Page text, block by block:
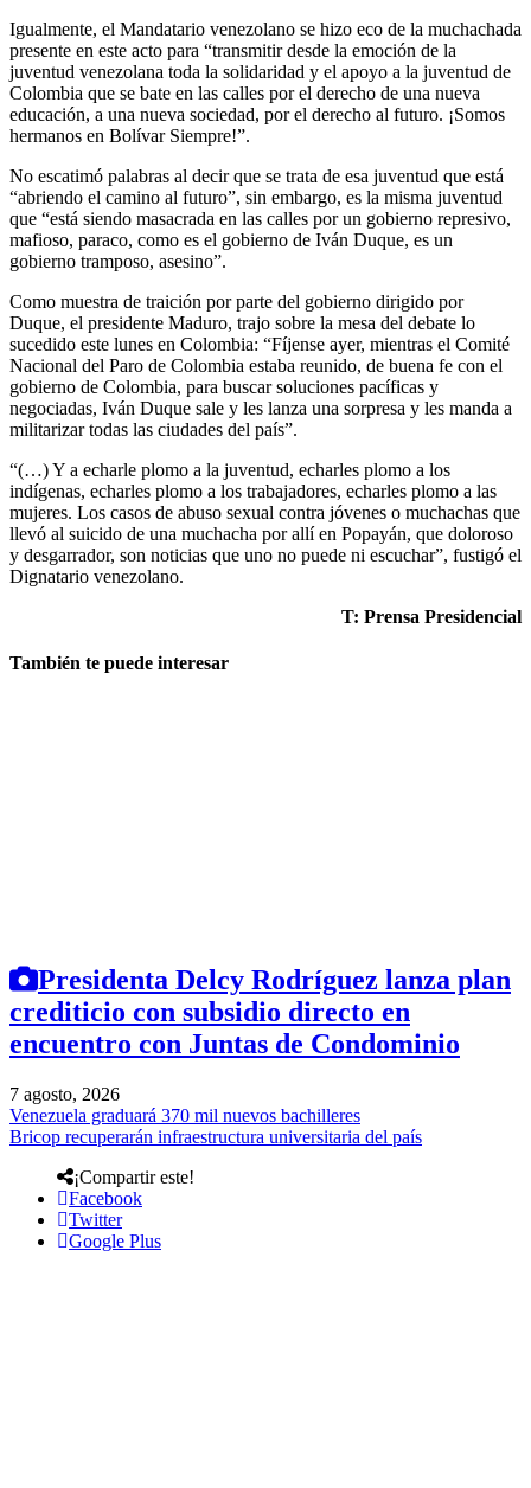
Igualmente, el Mandatario venezolano se hizo eco de la muchachada
presente en este acto para “transmitir desde la emoción de la
juventud venezolana toda la solidaridad y el apoyo a la juventud de
Colombia que se bate en las calles por el derecho de una nueva
educación, a una nueva sociedad, por el derecho al futuro. ¡Somos
hermanos en Bolívar Siempre!”.
No escatimó palabras al decir que se trata de esa juventud que está
“abriendo el camino al futuro”, sin embargo, es la misma juventud
que “está siendo masacrada en las calles por un gobierno represivo,
mafioso, paraco, como es el gobierno de Iván Duque, es un
gobierno tramposo, asesino”.
Como muestra de traición por parte del gobierno dirigido por
Duque, el presidente Maduro, trajo sobre la mesa del debate lo
sucedido este lunes en Colombia: “Fíjense ayer, mientras el Comité
Nacional del Paro de Colombia estaba reunido, de buena fe con el
gobierno de Colombia, para buscar soluciones pacíficas y
negociadas, Iván Duque sale y les lanza una sorpresa y les manda a
militarizar todas las ciudades del país”.
“(…) Y a echarle plomo a la juventud, echarles plomo a los
indígenas, echarles plomo a los trabajadores, echarles plomo a las
mujeres. Los casos de abuso sexual contra jóvenes o muchachas que
llevó al suicido de una muchacha por allí en Popayán, que doloroso
y desgarrador, son noticias que uno no puede ni escuchar”, fustigó el
Dignatario venezolano.
T: Prensa Presidencial
También te puede interesar
Presidenta Delcy Rodríguez lanza plan
crediticio con subsidio directo en
encuentro con Juntas de Condominio
7 agosto, 2026
Venezuela graduará 370 mil nuevos bachilleres
Bricop recuperarán infraestructura universitaria del país
¡Compartir este!
Facebook
Twitter
Google Plus